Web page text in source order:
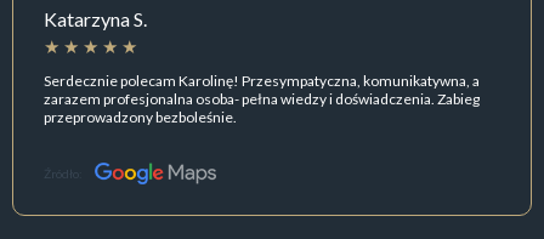
Katarzyna S.
Serdecznie polecam Karolinę! Przesympatyczna, komunikatywna, a
zarazem profesjonalna osoba- pełna wiedzy i doświadczenia. Zabieg
przeprowadzony bezboleśnie.
Źródło: